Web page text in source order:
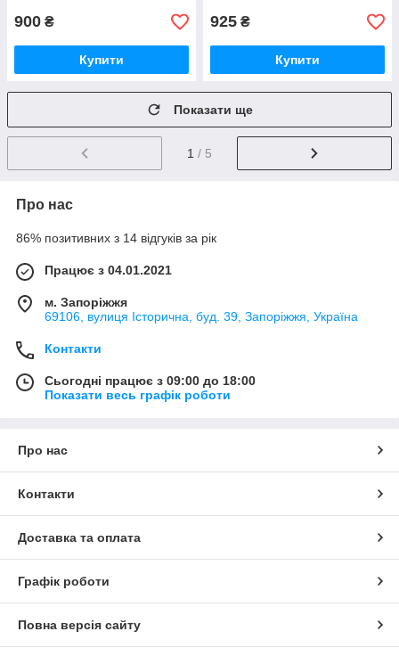
900 ₴
Купити
925 ₴
Купити
Показати ще
1 / 5
Про нас
86% позитивних з 14 відгуків за рік
Працює з 04.01.2021
м. Запоріжжя
69106, вулиця Історична, буд. 39, Запоріжжя, Україна
Контакти
Сьогодні працює з 09:00 до 18:00
Показати весь графік роботи
Про нас
Контакти
Доставка та оплата
Графік роботи
Повна версія сайту